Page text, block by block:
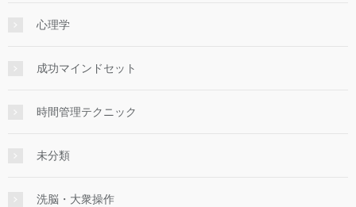
心理学
成功マインドセット
時間管理テクニック
未分類
洗脳・大衆操作